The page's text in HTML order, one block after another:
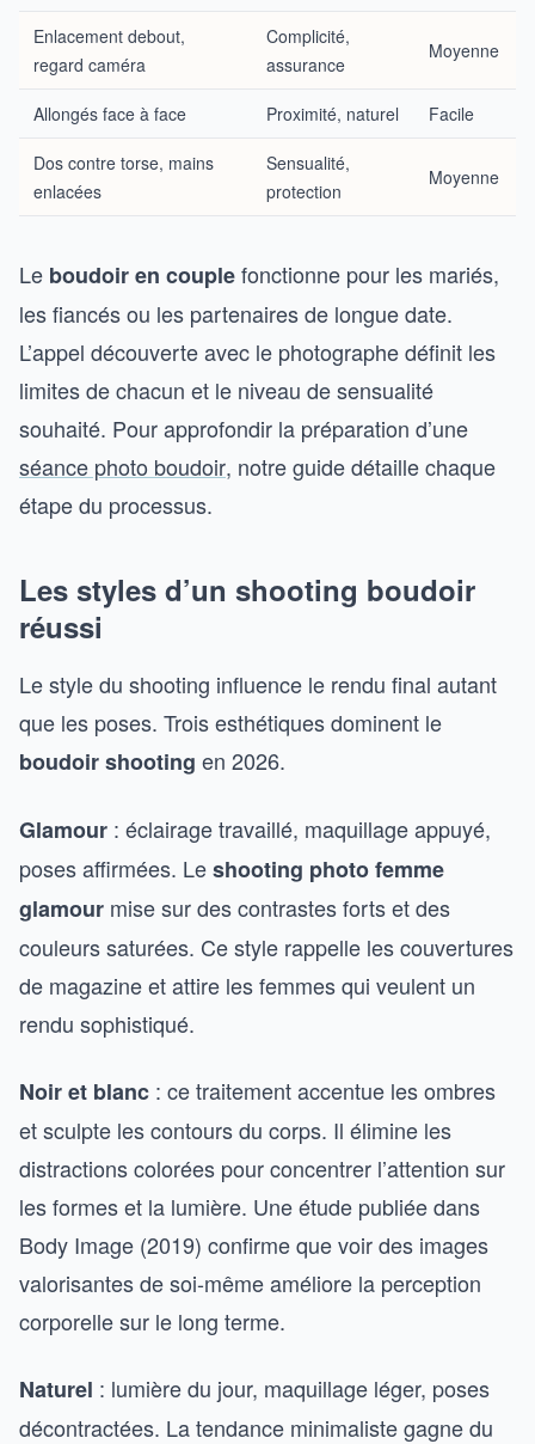
Enlacement debout,
regard caméra
Complicité,
assurance
Moyenne
Allongés face à face Proximité, naturel Facile
Dos contre torse, mains
enlacées
Sensualité,
protection
Moyenne
Le boudoir en couplefonctionne pour les mariés,
les fiancés ou les partenaires de longue date.
L’appel découverte avec le photographe définit les
limites de chacun et le niveau de sensualité
souhaité. Pour approfondir la préparation d’une
séance photo boudoir, notre guide détaille chaque
étape du processus.
Les styles d’un shooting boudoir
réussi
Le style du shooting influence le rendu final autant
que les poses. Trois esthétiques dominent le
boudoir shooting en 2026.
Glamour : éclairage travaillé, maquillage appuyé,
poses affirmées. Leshooting photo femme
glamour mise sur des contrastes forts et des
couleurs saturées. Ce style rappelle les couvertures
de magazine et attire les femmes qui veulent un
rendu sophistiqué.
Noir et blanc : ce traitement accentue les ombres
et sculpte les contours du corps. Il élimine les
distractions colorées pour concentrer l’attention sur
les formes et la lumière. Une étude publiée dans
Body Image (2019) confirme que voir des images
valorisantes de soi-même améliore la perception
corporelle sur le long terme.
Naturel : lumière du jour, maquillage léger, poses
décontractées. La tendance minimaliste gagne du